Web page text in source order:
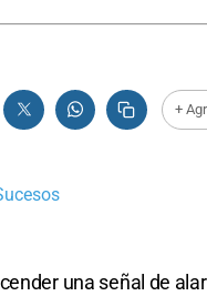
+
una señal de